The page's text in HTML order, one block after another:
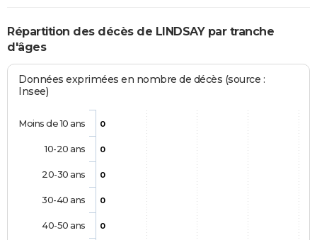
Répartition des décès de LINDSAY par tranche
d'âges
Données exprimées en nombre de décès (source :
Insee)
0
0
0
0
0
Moins de 10 ans
10-20 ans
20-30 ans
30-40 ans
40-50 ans